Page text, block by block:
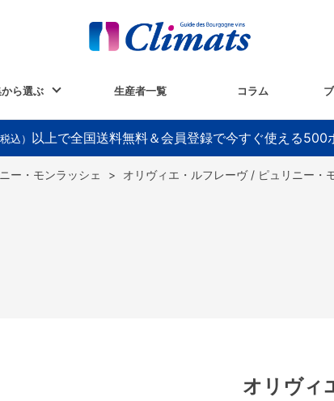
ら選ぶ 生産者一覧 コラム
込） 以上で全国送料無料＆会員登録で今すぐ使える500
ー・モンラッシェ >
オリヴィエ・ルフレーヴ / ピュリニー
オリヴィ